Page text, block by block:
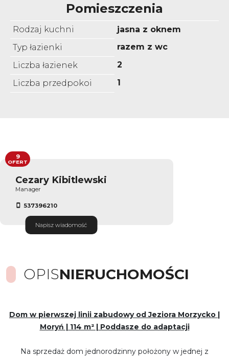
Pomieszczenia
Rodzaj kuchni
jasna z oknem
Typ łazienki
razem z wc
Liczba łazienek
2
Liczba przedpokoi
1
Cezary Kibitlewski
Manager
537396210
Napisz wiadomość
9
OFERT
OPISNIERUCHOMOŚCI
Dom w pierwszej linii zabudowy od Jeziora Morzycko |
Moryń | 114 m² | Poddasze do adaptacji
Na sprzedaż dom jednorodzinny położony w jednej z